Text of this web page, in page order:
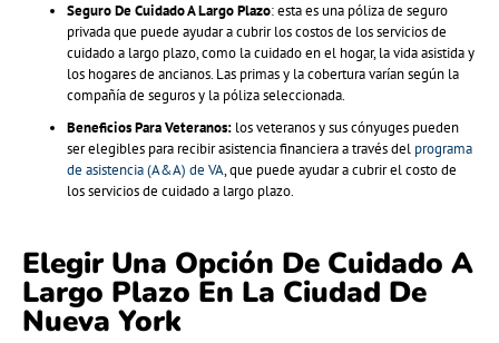
Seguro De Cuidado A Largo Plazo: esta es una póliza de seguro
privada que puede ayudar a cubrir los costos de los servicios de
cuidado a largo plazo, como la cuidado en el hogar, la vida asistida y
los hogares de ancianos. Las primas y la cobertura varían según la
compañía de seguros y la póliza seleccionada.
Beneficios Para Veteranos: los veteranos y sus cónyuges pueden
ser elegibles para recibir asistencia financiera a través del programa
de asistencia (A&A) de VA, que puede ayudar a cubrir el costo de
los servicios de cuidado a largo plazo.
Elegir Una Opción De Cuidado A
Largo Plazo En La Ciudad De
Nueva York